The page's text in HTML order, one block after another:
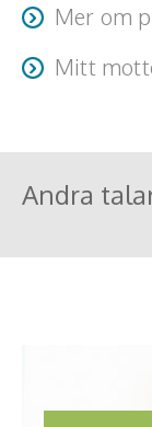
Mer om
Resa + logi
Mitt
Andra